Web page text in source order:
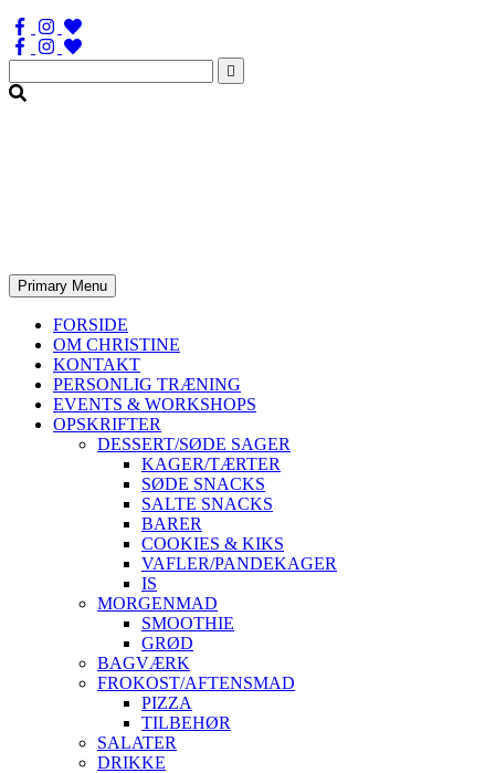
Søg
efter:
Primary Menu
FORSIDE
OM CHRISTINE
KONTAKT
PERSONLIG TRÆNING
EVENTS & WORKSHOPS
OPSKRIFTER
DESSERT/SØDE SAGER
KAGER/TÆRTER
SØDE SNACKS
SALTE SNACKS
BARER
COOKIES & KIKS
VAFLER/PANDEKAGER
IS
MORGENMAD
SMOOTHIE
GRØD
BAGVÆRK
FROKOST/AFTENSMAD
PIZZA
TILBEHØR
SALATER
DRIKKE